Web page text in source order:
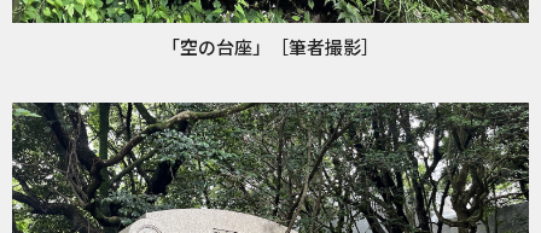
「空の台座」［筆者撮影］